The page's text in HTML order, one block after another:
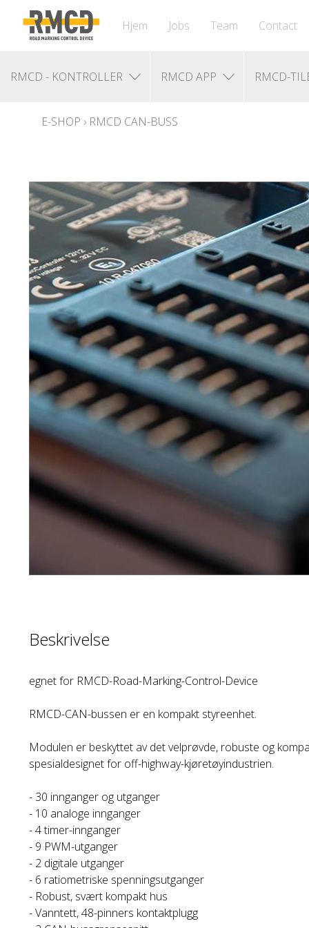
Hjem Jobs Team Contact
RMCD - KONTROLLER RMCD APP RMCD-
E-SHOP › RMCD CAN-BUSS
Beskrivelse
egnet for RMCD-Road-Marking-Control-Device
RMCD-CAN-bussen er en kompakt styreenhet.
Modulen er beskyttet av det velprøvde, robuste og
spesialdesignet for off-highway-kjøretøyindustrien.
- 30 innganger og utganger
- 10 analoge innganger
- 4 timer-innganger
- 9 PWM-utganger
- 2 digitale utganger
- 6 ratiometriske spenningsutganger
- Robust, svært kompakt hus
- Vanntett, 48-pinners kontaktplugg